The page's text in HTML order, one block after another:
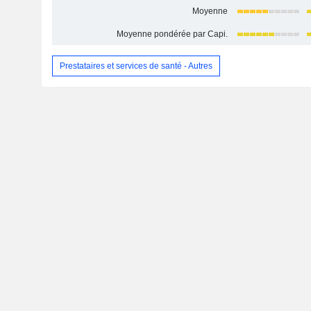
Moyenne
Moyenne pondérée par Capi.
Prestataires et services de santé - Autres